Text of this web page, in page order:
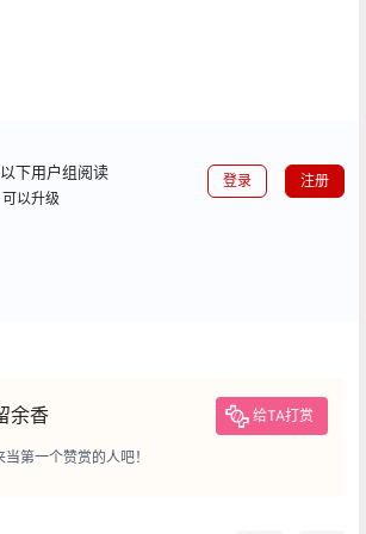
下用户组阅读
以升级
登录 注册
余香 给TA打赏
第一个赞赏的人吧！